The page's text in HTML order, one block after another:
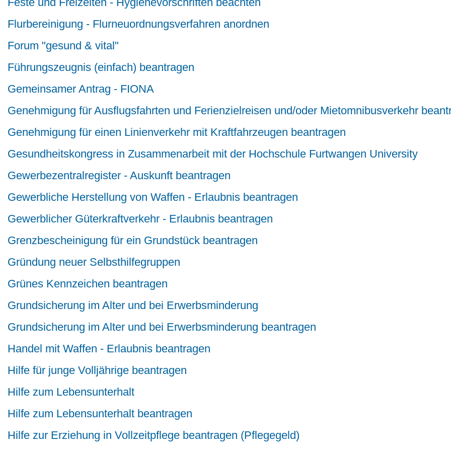
Flurbereinigung - Flurneuordnungsverfahren anordnen
Forum "gesund & vital"
Führungszeugnis (einfach) beantragen
Gemeinsamer Antrag - FIONA
Genehmigung für Ausflugsfahrten und Ferienzielreisen und/oder Mietomnibusverkehr
Genehmigung für einen Linienverkehr mit Kraftfahrzeugen beantragen
Gesundheitskongress in Zusammenarbeit mit der Hochschule Furtwangen University
Gewerbezentralregister - Auskunft beantragen
Gewerbliche Herstellung von Waffen - Erlaubnis beantragen
Gewerblicher Güterkraftverkehr - Erlaubnis beantragen
Grenzbescheinigung für ein Grundstück beantragen
Gründung neuer Selbsthilfegruppen
Grünes Kennzeichen beantragen
Grundsicherung im Alter und bei Erwerbsminderung
Grundsicherung im Alter und bei Erwerbsminderung beantragen
Handel mit Waffen - Erlaubnis beantragen
Hilfe für junge Volljährige beantragen
Hilfe zum Lebensunterhalt
Hilfe zum Lebensunterhalt beantragen
Hilfe zur Erziehung in Vollzeitpflege beantragen (Pflegegeld)